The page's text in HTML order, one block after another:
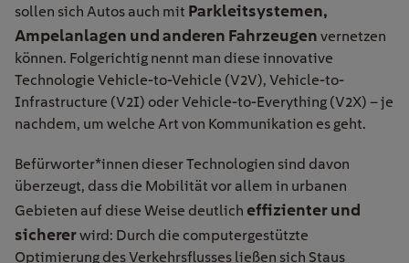
sollen sich Autos auch mit Parkleitsystemen,
Ampelanlagen und anderen Fahrzeugen vernetzen
können. Folgerichtig nennt man diese innovative
Technologie Vehicle-to-Vehicle (V2V), Vehicle-to-
Infrastructure (V2I) oder Vehicle-to-Everything (V2X) – je
nachdem, um welche Art von Kommunikation es geht.
Befürworter*innen dieser Technologien sind davon
überzeugt, dass die Mobilität vor allem in urbanen
Gebieten auf diese Weise deutlich effizienter und
sichererwird: Durch die computergestützte
Optimierung des Verkehrsflusses ließen sich Staus